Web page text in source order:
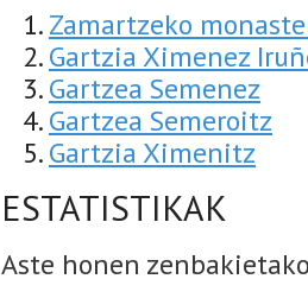
Zamartzeko
Gartzia Ximenez
Gartzea Semenez
Gartzea Semeroitz
Gartzia Ximenitz
ESTATISTIKAK
Aste honen